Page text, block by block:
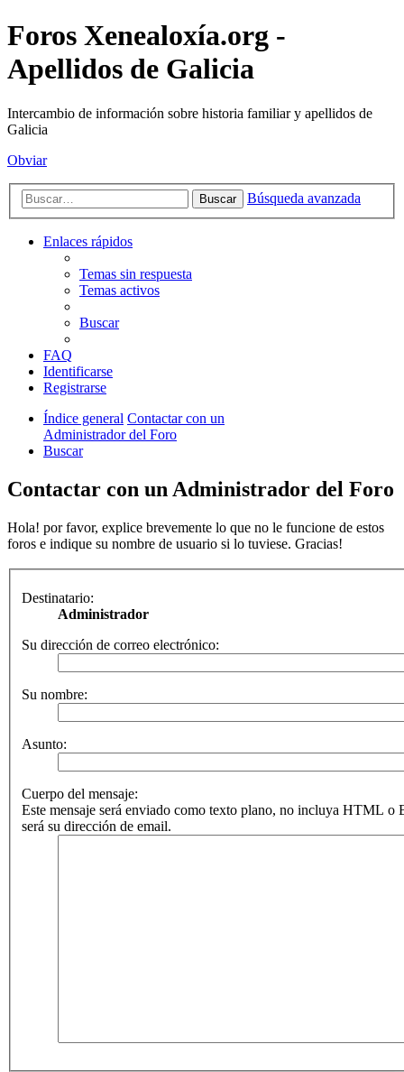
Foros Xenealoxía.org -
Apellidos de Galicia
Intercambio de información sobre historia familiar y apellidos de
Galicia
Obviar
Buscar Búsqueda avanzada
Enlaces rápidos
Temas sin respuesta
Temas activos
Buscar
FAQ
Identificarse
Registrarse
Índice general Contactar con un
Administrador del Foro
Buscar
Contactar con un Administrador del Foro
Hola! por favor, explice brevemente lo que no le funcione de estos
foros e indique su nombre de usuario si lo tuviese. Gracias!
Destinatario:
Administrador
Su dirección de correo electrónico:
Su nombre:
Asunto:
Cuerpo del mensaje:
Este mensaje será enviado como texto plano, no incluya HTML o
será su dirección de email.